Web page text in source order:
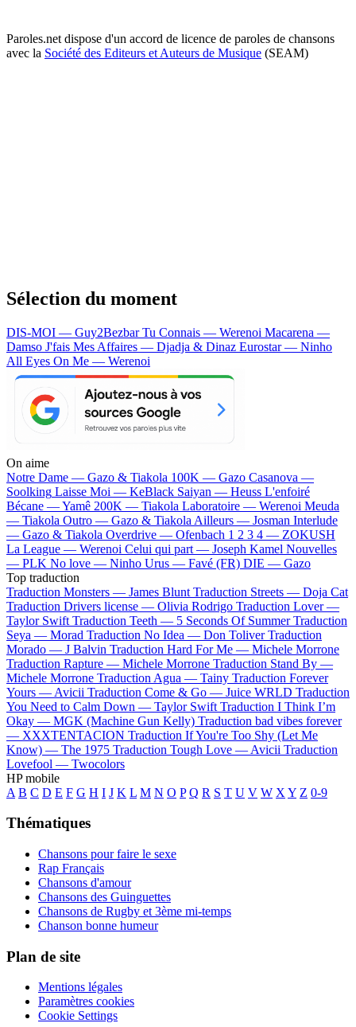
Paroles.net dispose d'un accord de licence de paroles de chansons
avec la Société des Editeurs et Auteurs de Musique (SEAM)
Sélection du moment
DIS-MOI — Guy2BezbarTu Connais — Werenoi Macarena —
Damso J'fais Mes Affaires — Djadja & Dinaz Eurostar — Ninho
All Eyes On Me — Werenoi
On aime
Notre Dame — Gazo & Tiakola 100K — Gazo Casanova —
Soolking Laisse Moi — KeBlack Saiyan — Heuss L'enfoiré
Bécane —Yamê 200K — Tiakola Laboratoire — Werenoi Meuda
— Tiakola Outro — Gazo & Tiakola Ailleurs — Josman Interlude
— Gazo & Tiakola Overdrive — Ofenbach 1 2 3 4 — ZOKUSH
La League — Werenoi Celui qui part — Joseph Kamel Nouvelles
— PLK No love — Ninho Urus — Favé (FR) DIE — Gazo
Top traduction
Traduction Monsters — James Blunt Traduction Streets — Doja Cat
Traduction Drivers license — Olivia Rodrigo Traduction Lover —
Taylor Swift Traduction Teeth — 5 Seconds Of Summer Traduction
Seya — Morad Traduction No Idea — Don Toliver Traduction
Morado — J Balvin Traduction Hard For Me — Michele Morrone
Traduction Rapture — Michele Morrone Traduction Stand By —
Michele Morrone Traduction Agua — Tainy Traduction Forever
Yours — Avicii Traduction Come & Go — Juice WRLD Traduction
You Need to Calm Down — Taylor Swift Traduction I Think I’m
Okay — MGK (Machine Gun Kelly) Traduction bad vibes forever
— XXXTENTACION Traduction If You're Too Shy (Let Me
Know) — The 1975 Traduction Tough Love — Avicii Traduction
Lovefool — Twocolors
HP mobile
A B C D E F G H I J K L M N O P Q R S T U V W X Y Z 0-9
Thématiques
Chansons pour faire le sexe
Rap Français
Chansons d'amour
Chansons des Guinguettes
Chansons de Rugby et 3ème mi-temps
Chanson bonne humeur
Plan de site
Mentions légales
Paramètres cookies
Cookie Settings